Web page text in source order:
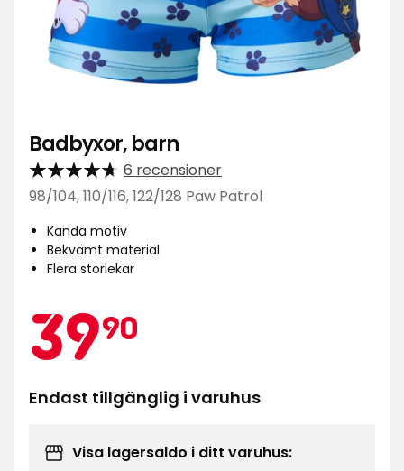
Badbyxor, barn
6 recensioner
98/104, 110/116, 122/128 Paw Patrol
Kända motiv
Bekvämt material
Flera storlekar
3990
kr
Endast tillgänglig i varuhus
Visa lagersaldo i ditt varuhus: